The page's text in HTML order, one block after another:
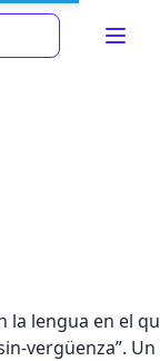
la lengua en el
vergüenza”. Un